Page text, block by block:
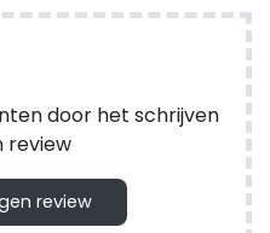
door het schrijven
review
review